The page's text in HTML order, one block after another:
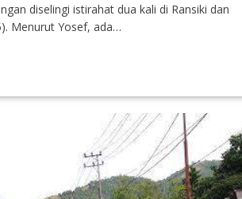
diselingi istirahat dua kali di Ransiki dan
Menurut Yosef, ada…